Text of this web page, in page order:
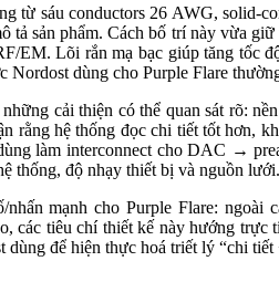
từ sáu conductors 26 AWG, solid-
tả sản phẩm. Cách bố trí này vừa
EM. Lõi rắn mạ bạc giúp tăng tốc
Nordost dùng cho Purple Flare
cải thiện có thể quan sát rõ:
rằng hệ thống đọc chi tiết tốt hơn,
làm interconnect cho DAC →
thống, độ nhạy thiết bị và nguồn lưới.
mạnh cho Purple Flare:
các tiêu chí thiết kế này hướng
để hiện thực hoá triết lý “chi tiết